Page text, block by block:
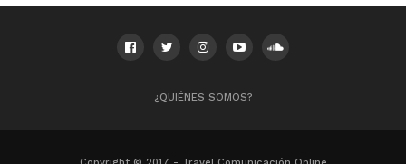
¿QUIÉNES SOMOS?